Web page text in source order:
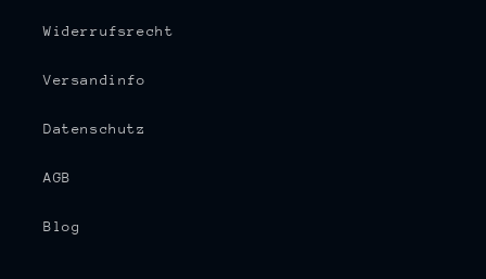
Widerrufsrecht
Versandinfo
Datenschutz
AGB
Blog